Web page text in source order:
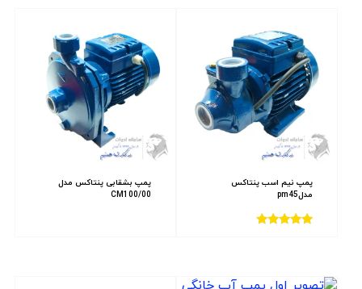
پمپ نیم اسب پنتاکس
مدلpm45
پمپ بشقابی پنتاکس مدل
CM100/00